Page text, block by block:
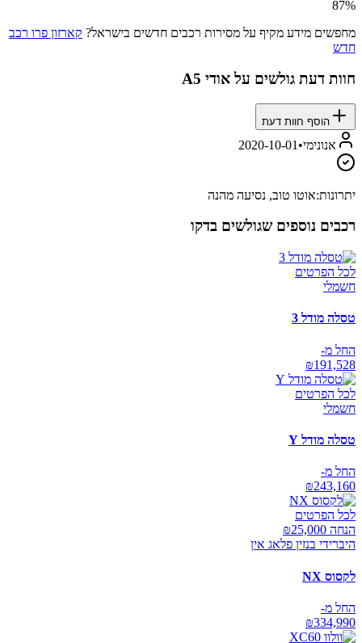
87%
מחפשים מידע מקיף על מסירות רכבים חדשים בישראל? קארזון פרו רכב
חדש
חוות דעת גולשים על אודי A5
הוסף חוות דעת
אנונימי•
2020-10-01
יתרונות:אוטו טוב, נסיעה מהנה
רכבים נוספים שגולשים בדקו
לכל הפרטים
חשמלי
טסלה מודל 3
החל מ-
₪191,528
לכל הפרטים
חשמלי
טסלה מודל Y
החל מ-
₪243,160
לכל הפרטים
הנחה ₪ 25,000
היברידי בנזין פלאג אין
לקסוס NX
החל מ-
₪334,990